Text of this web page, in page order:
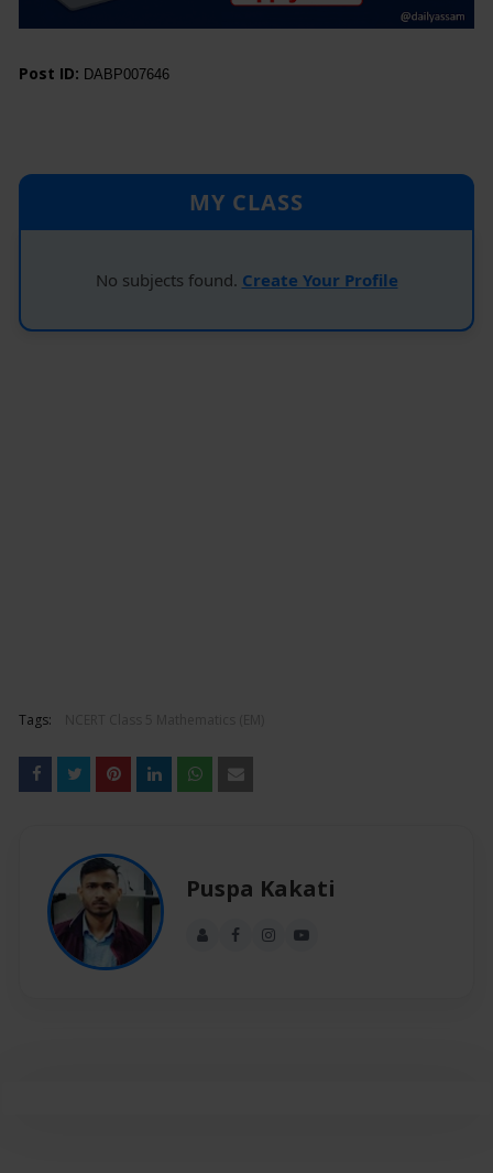
Post ID: DABP007646
MY CLASS
No subjects found. Create Your Profile
Tags:
Puspa Kakati